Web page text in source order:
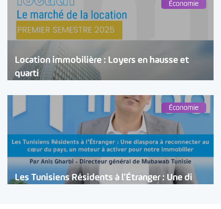
Économie
Location immobilière : Loyers en hausse et
quarti
Économie
Les Tunisiens Résidents à l’Étranger : Une di